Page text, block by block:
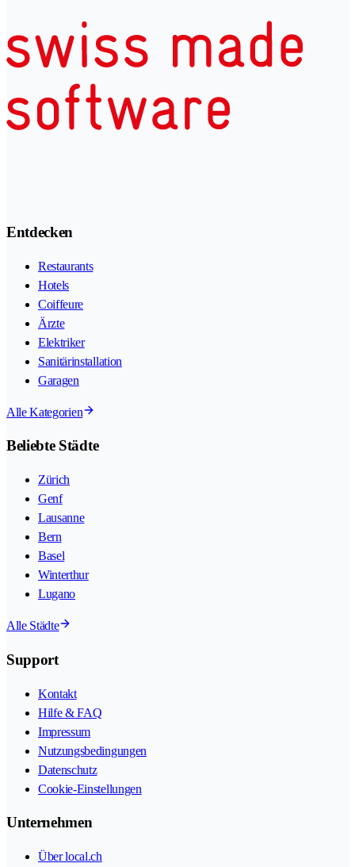
Entdecken
Restaurants
Hotels
Coiffeure
Ärzte
Elektriker
Sanitärinstallation
Garagen
Alle Kategorien
Beliebte Städte
Zürich
Genf
Lausanne
Bern
Basel
Winterthur
Lugano
Alle Städte
Support
Kontakt
Hilfe & FAQ
Impressum
Nutzungsbedingungen
Datenschutz
Cookie-Einstellungen
Unternehmen
Über local.ch